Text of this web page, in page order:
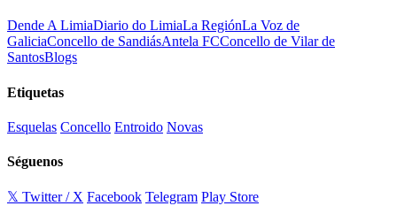
Dende A LimiaDiario do LimiaLa RegiónLa Voz de
GaliciaConcello de SandiásAntela FCConcello de Vilar de
SantosBlogs
Etiquetas
Esquelas Concello Entroido Novas
Séguenos
𝕏 Twitter / X Facebook Telegram Play Store